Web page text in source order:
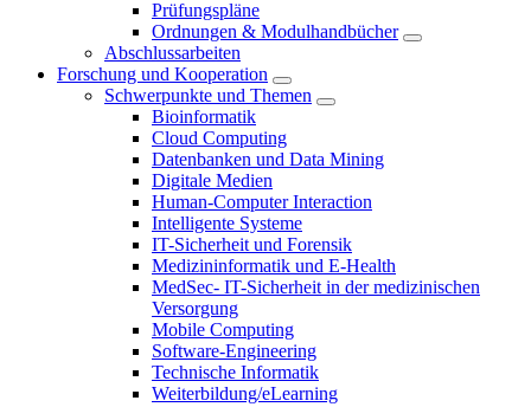
Prüfungspläne
Ordnungen & Modulhandbücher
Abschlussarbeiten
Forschung und Kooperation
Schwerpunkte und Themen
Bioinformatik
Cloud Computing
Datenbanken und Data Mining
Digitale Medien
Human-Computer Interaction
Intelligente Systeme
IT-Sicherheit und Forensik
Medizininformatik und E-Health
MedSec- IT-Sicherheit in der medizinischen
Versorgung
Mobile Computing
Software-Engineering
Technische Informatik
Weiterbildung/eLearning